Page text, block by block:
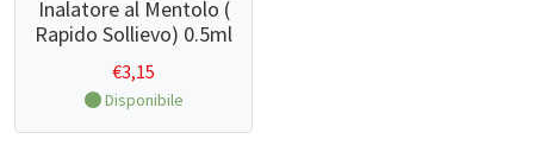
MACELLERIA
INGROSSO
CHI SIAMO
Inalatore al Mentolo (
Rapido Sollievo) 0.5ml
€3,15
Disponibile